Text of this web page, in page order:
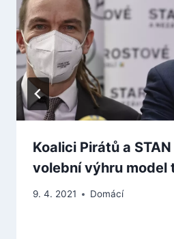
Koalici Pirátů a
volební výhru model
9. 4. 2021 Domácí